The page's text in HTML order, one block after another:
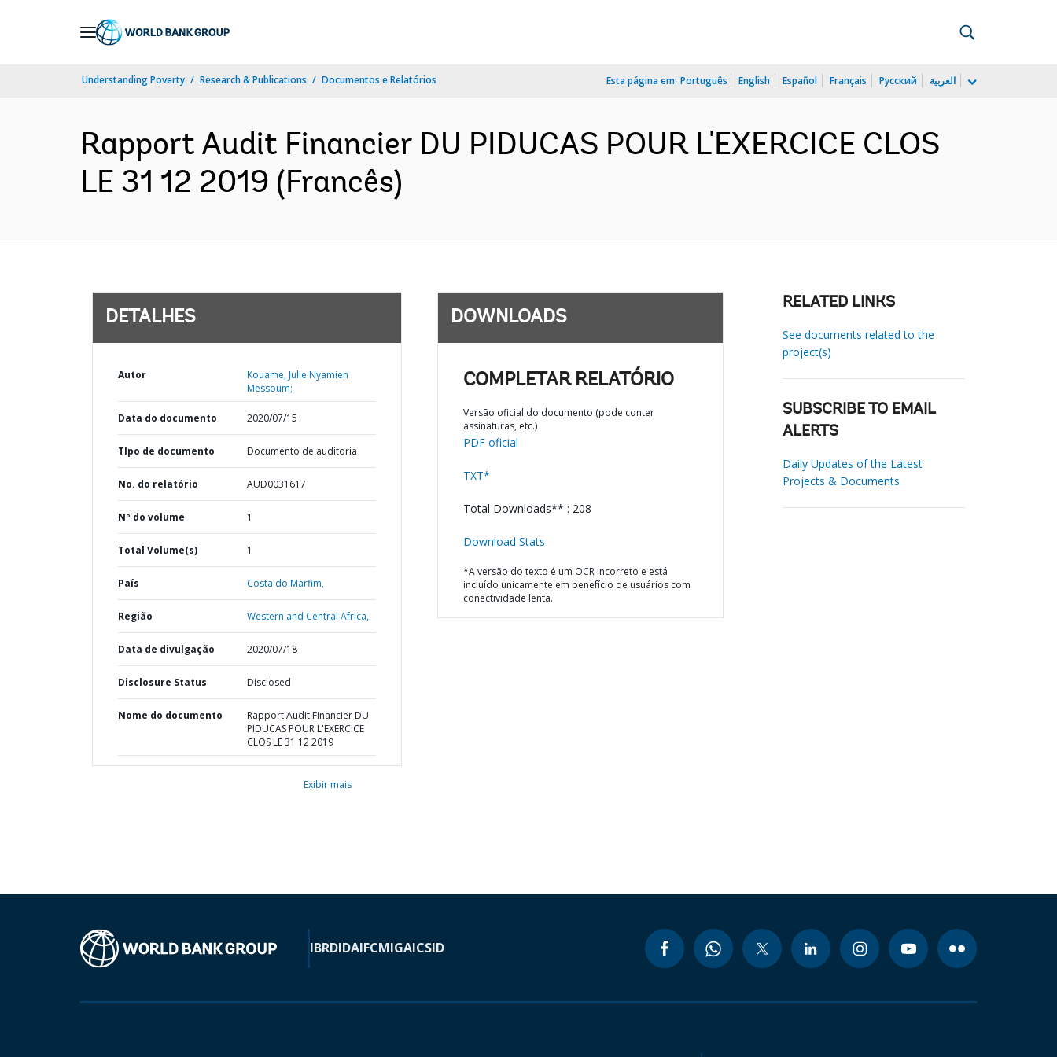
Understanding Poverty Research & Publications Documentos e Relatórios Esta página em: Português English Español Français Русский العربية
Rapport Audit Financier DU PIDUCAS POUR L'EXERCICE CLOS
LE 31 12 2019 (Francês)
DETALHES
Autor
Kouame, Julie Nyamien
Messoum;
Data do documento 2020/07/15
TIpo de documento Documento de auditoria
No. do relatório AUD0031617
Nº do volume 1
Total Volume(s) 1
País Costa do Marfim,
Região Western and Central Africa,
Data de divulgação 2020/07/18
Disclosure Status Disclosed
Nome do documento
Rapport Audit Financier DU
PIDUCAS POUR L'EXERCICE
CLOS LE 31 12 2019
Exibir mais
DOWNLOADS
COMPLETAR RELATÓRIO
Versão oficial do documento (pode conter
assinaturas, etc.)
PDF oficial
TXT*
Total Downloads** : 208
Download Stats
*A versão do texto é um OCR incorreto e está
incluído unicamente em benefício de usuários com
conectividade lenta.
RELATED LINKS
See documents related to the
project(s)
SUBSCRIBE TO EMAIL
ALERTS
Daily Updates of the Latest
Projects & Documents
IBRDIDAIFCMIGAICSID